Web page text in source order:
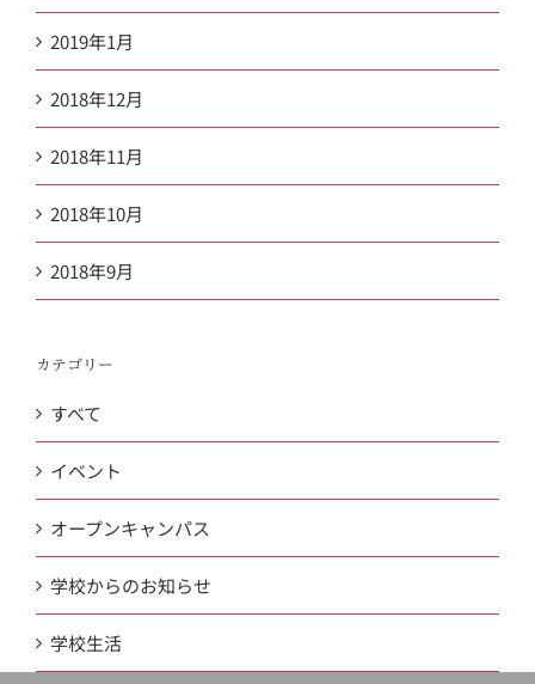
2019年1月
2018年12月
2018年11月
2018年10月
2018年9月
カテゴリー
すべて
イベント
オープンキャンパス
学校からのお知らせ
学校生活